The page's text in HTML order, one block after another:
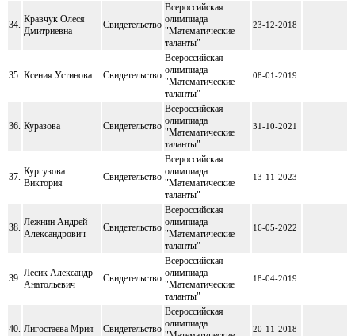
34. Кравчук Олеся
Дмитриевна
Свидетельство
Всероссийская
олимпиада
"Математические
таланты"
23-12-2018
35. Ксения Устинова Свидетельство
Всероссийская
олимпиада
"Математические
таланты"
08-01-2019
36. Куразова Свидетельство
Всероссийская
олимпиада
"Математические
таланты"
31-10-2021
37. Кургузова
Виктория
Свидетельство
Всероссийская
олимпиада
"Математические
таланты"
13-11-2023
38. Лежнин Андрей
Александрович
Свидетельство
Всероссийская
олимпиада
"Математические
таланты"
16-05-2022
39. Лесик Александр
Анатольевич
Свидетельство
Всероссийская
олимпиада
"Математические
таланты"
18-04-2019
40. Лигостаева Мрия Свидетельство
Всероссийская
олимпиада
20-11-2018